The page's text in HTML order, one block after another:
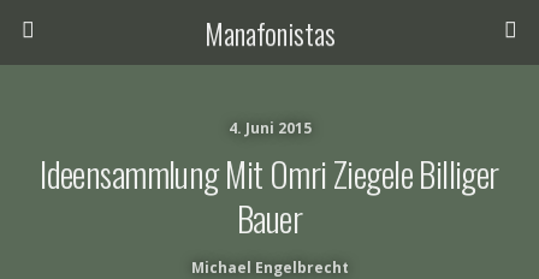
Manafonistas
4. Juni 2015
Ideensammlung Mit Omri Ziegele Billiger
Bauer
Michael Engelbrecht